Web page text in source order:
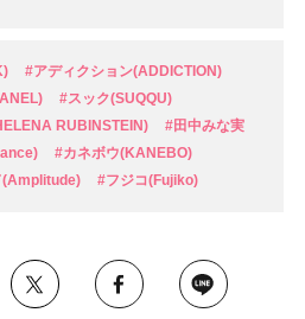
#アディクション(ADDICTION)
#スック(SUQQU)
RUBINSTEIN)
#田中みな実
#カネボウ(KANEBO)
(Amplitude)
#フジコ(Fujiko)